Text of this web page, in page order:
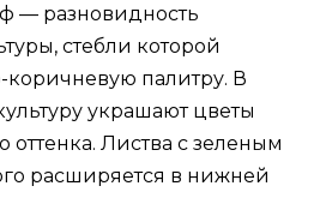
— разновидность
стебли которой
коричневую палитру. В
украшают цветы
оттенка. Листва с зеленым
расширяется в нижней